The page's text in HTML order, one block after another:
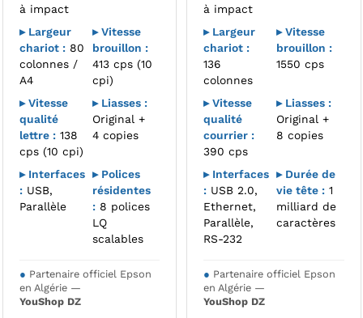
à impact
▸ Largeur
chariot :80
colonnes /
A4
▸ Vitesse
brouillon :
413 cps (10
cpi)
▸ Vitesse
qualité
lettre :138
cps (10 cpi)
▸ Liasses :
Original +
4 copies
▸ Interfaces
:USB,
Parallèle
▸ Polices
résidentes
:8 polices
LQ
scalables
● Partenaire officiel Epson
en Algérie —
YouShop DZ
à impact
▸ Largeur
chariot :
136
colonnes
▸ Vitesse
brouillon :
1550 cps
▸ Vitesse
qualité
courrier :
390 cps
▸ Liasses :
Original +
8 copies
▸ Interfaces
: USB 2.0,
Ethernet,
Parallèle,
RS-232
▸ Durée de
vie tête : 1
milliard de
caractères
● Partenaire officiel Epson
en Algérie —
YouShop DZ